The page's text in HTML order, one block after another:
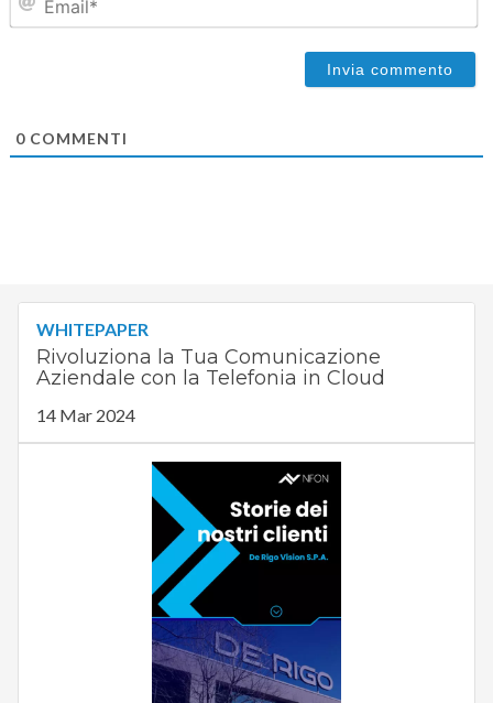
0COMMENTI
WHITEPAPER
Rivoluziona la Tua Comunicazione
Aziendale con la Telefonia in Cloud
14 Mar 2024